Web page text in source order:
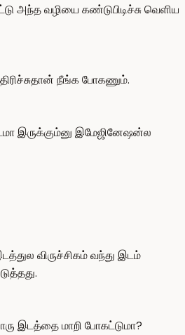
அந்த வழியை கண்டுபிடிச்சு வெளிய
நீங்க போகணும்.
இருக்கும்னு இமேஜினேஷன்ல
விருச்சிகம் வந்து இடம்
இடத்தை மாறி போகட்டுமா?